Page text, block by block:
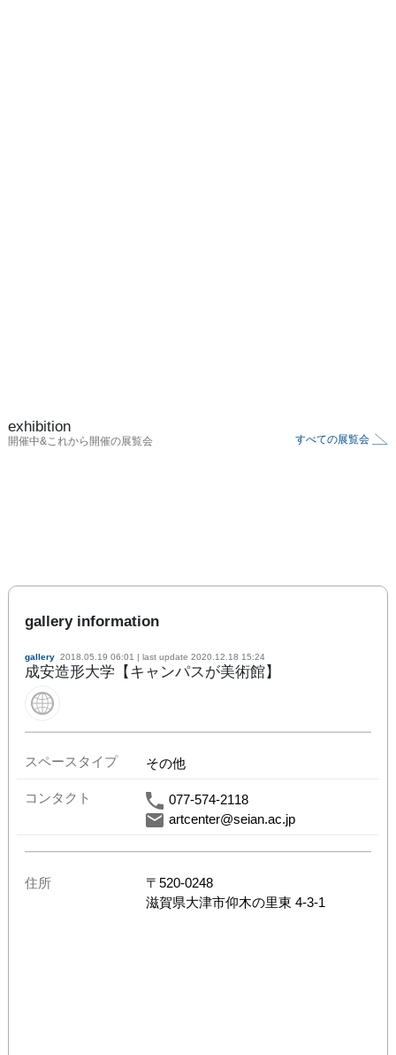
exhibition
開催中&これから開催の展覧会 すべての展覧会
gallery information
gallery 2018.05.19 06:01 | last update 2020.12.18 15:24
成安造形大学【キャンパスが美術館】
スペースタイプ その他
コンタクト
077-574-2118
artcenter@seian.ac.jp
住所 〒 520-0248
滋賀県大津市仰木の里東 4-3-1